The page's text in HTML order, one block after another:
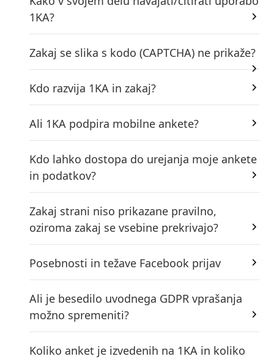
1KA?
Zakaj se slika s kodo (CAPTCHA) ne prikaže?
Kdo razvija 1KA in zakaj?
Ali 1KA podpira mobilne ankete?
Kdo lahko dostopa do urejanja moje ankete
in podatkov?
Zakaj strani niso prikazane pravilno,
oziroma zakaj se vsebine prekrivajo?
Posebnosti in težave Facebook prijav
Ali je besedilo uvodnega GDPR vprašanja
možno spremeniti?
Koliko anket je izvedenih na 1KA in koliko